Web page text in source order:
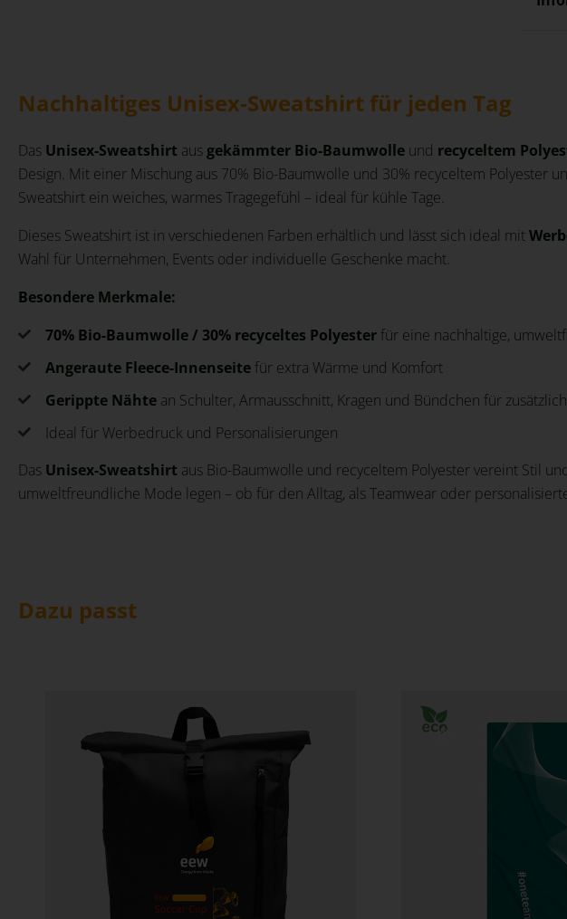
Nachhaltiges Unisex-Sweatshirt für jeden Tag
Das Unisex-Sweatshirt aus gekämmter Bio-Baumwolle und recyceltem
Design. Mit einer Mischung aus 70% Bio-Baumwolle und 30% recyceltem Polyester
Sweatshirt ein weiches, warmes Tragegefühl – ideal für kühle Tage.
Dieses Sweatshirt ist in verschiedenen Farben erhältlich und lässt sich ideal mit
Wahl für Unternehmen, Events oder individuelle Geschenke macht.
Besondere Merkmale:
70% Bio-Baumwolle / 30% recyceltes Polyester für eine nachhaltige,
Angeraute Fleece-Innenseite für extra Wärme und Komfort
Gerippte Nähte an Schulter, Armausschnitt, Kragen und Bündchen für
Ideal für Werbedruck und Personalisierungen
Das Unisex-Sweatshirt aus Bio-Baumwolle und recyceltem Polyester vereint Stil
umweltfreundliche Mode legen – ob für den Alltag, als Teamwear oder
Dazu passt